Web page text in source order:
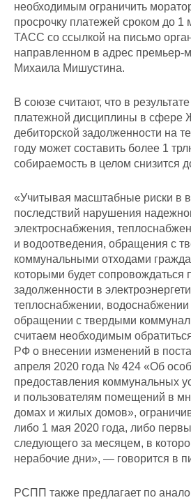
необходимым ограничить
просрочку платежей сроком до 1
ТАСС со ссылкой на письмо
направленном в адрес премьер-
Михаила Мишустина.
В союзе считают, что в
платежной дисциплины в сфере
дебиторской задолженности на
году может составить более 1
собираемость в целом снизится
«Учитывая масштабные риски в
последствий нарушения
электроснабжения,
и водоотведения, обращения с
коммунальными отходами
которыми будет сопровождаться
задолженности в
теплоснабжении,
обращении с твердыми
считаем необходимым
РФ о внесении изменений в
апреля 2020 года № 424 «Об
предоставления коммунальных
и пользователям помещений в
домах и жилых домов»,
либо 1 мая 2020 года, либо
следующего за месяцем, в
нерабочие дни», — говорится в
РСПП также предлагает по